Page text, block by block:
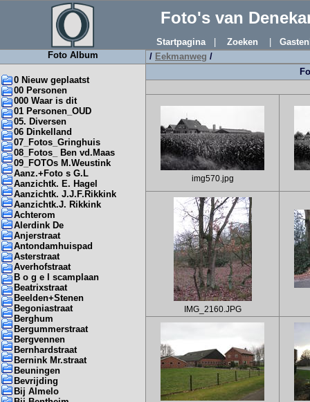
Foto's van
Startpagina| Zoeken
Foto Album
0 Nieuw geplaatst
00 Personen
000 Waar is dit
01 Personen_OUD
05. Diversen
06 Dinkelland
07_Fotos_Gringhuis
08_Fotos_ Ben vd.Maas
09_FOTOs M.Weustink
Aanz.+Foto s G.L
Aanzichtk. E. Hagel
Aanzichtk. J.J.F.Rikkink
Aanzichtk.J. Rikkink
Achterom
Alerdink De
Anjerstraat
Antondamhuispad
Asterstraat
Averhofstraat
B o g e l scamplaan
Beatrixstraat
Beelden+Stenen
Begoniastraat
Berghum
Bergummerstraat
Bergvennen
Bernhardstraat
Bernink Mr.straat
Beuningen
Bevrijding
Bij Almelo
/ Eekmanweg /
img570.jpg
IMG_2160.JPG